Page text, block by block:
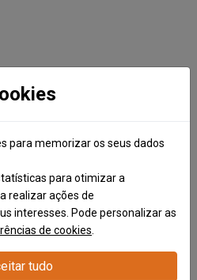
um ambiente mais saudável na
para memorizar os seus dados
para otimizar a
realizar ações de
interesses. Pode personalizar as
de cookies
tudo